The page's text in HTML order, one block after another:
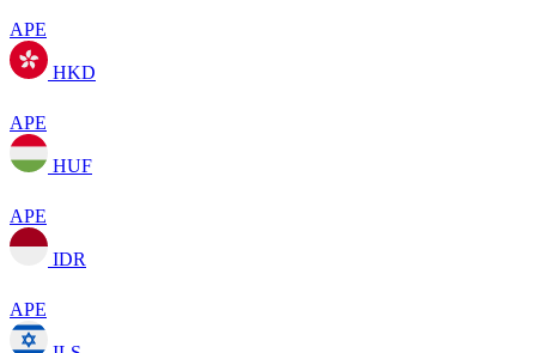
APE
HKD
APE
HUF
APE
IDR
APE